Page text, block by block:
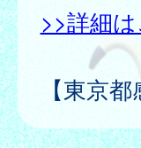
>>詳細
【東京